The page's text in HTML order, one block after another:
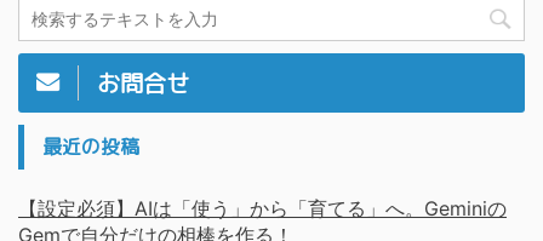
お問合せ
最近の投稿
【設定必須】AIは「使う」から「育てる」へ。Geminiの
Gemで自分だけの相棒を作る！